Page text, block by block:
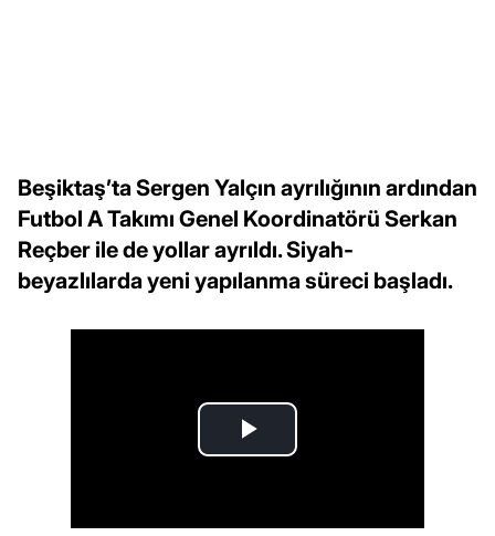
Beşiktaş’ta Sergen Yalçın ayrılığının ardından
Futbol A Takımı Genel Koordinatörü Serkan
Reçber ile de yollar ayrıldı. Siyah-
beyazlılarda yeni yapılanma süreci başladı.